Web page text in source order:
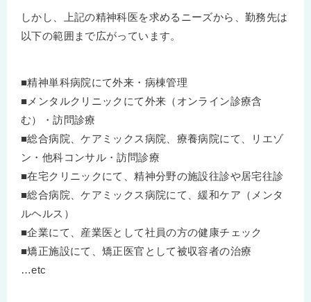
しかし、上記の精神科医を求めるニーズから、勤務先は
以下の範囲まで広がっています。
■精神単科病院にて外来・病棟管理
■メンタルクリニックにて外来（オンライン診療含
む）・訪問診療
■総合病院、ケアミックス病院、療養病院にて、リエゾ
ン・他科コンサル・訪問診療
■在宅クリニックにて、精神分野の施設往診や居宅往診
■総合病院、ケアミックス病院にて、緩和ケア（メンタ
ルヘルス）
■企業にて、産業医として社員の方の健康チェック
■矯正施設にて、矯正医官として被収容者の治療
…etc